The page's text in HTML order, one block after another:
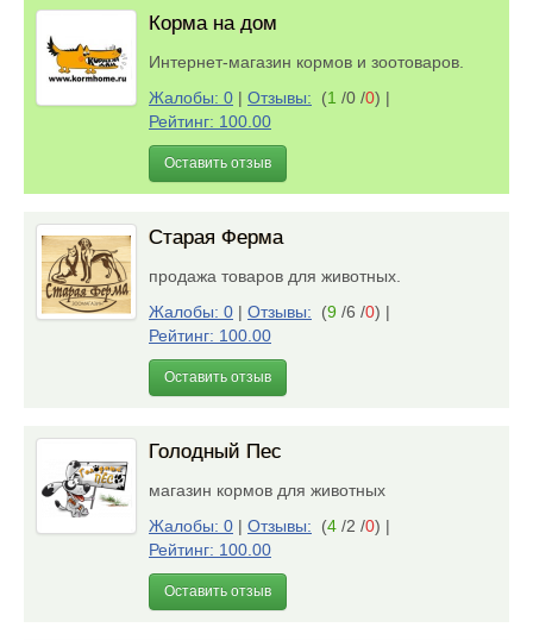
Корма на дом
Интернет-магазин кормов и зоотоваров.
Жалобы: 0 | Отзывы: (1 /0 /0) |
Рейтинг: 100.00
Оставить отзыв
Старая Ферма
продажа товаров для животных.
Жалобы: 0 | Отзывы: (9 /6 /0) |
Рейтинг: 100.00
Оставить отзыв
Голодный Пес
магазин кормов для животных
Жалобы: 0 | Отзывы: (4 /2 /0) |
Рейтинг: 100.00
Оставить отзыв